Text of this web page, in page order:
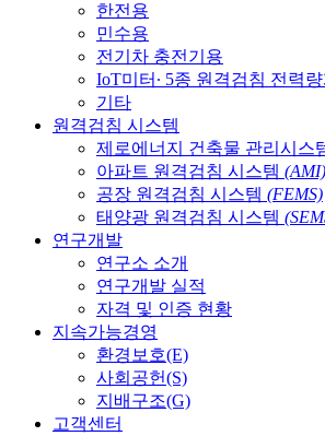
한전용
민수용
전기차 충전기용
IoT미터∙ 5종 원격검침 전력량
기타
원격검침 시스템
제로에너지 건축물 관리시스
아파트 원격검침 시스템 (AMI)
공장 원격검침 시스템 (FEMS)
태양광 원격검침 시스템
연구개발
연구소 소개
연구개발 실적
자격 및 인증 현황
지속가능경영
환경보호(E)
사회공헌(S)
지배구조(G)
고객센터